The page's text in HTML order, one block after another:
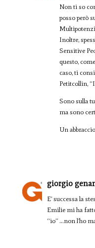
Non ti so
posso però
Inoltre,
Sensitive
questo,
caso, ti
Petitcollin,
Sono sulla
ma sono
Un abbraccio
giorgio
E’ successa la
Emilie mi ha
“io” …non l’ho